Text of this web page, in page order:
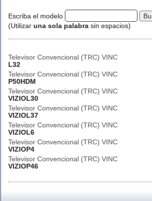
Escriba el modelo
(Utilizar una sola palabra sin espacios)
Televisor Convencional (TRC) VINC
L32
Televisor Convencional (TRC) VINC
P50HDM
Televisor Convencional (TRC) VINC
VIZIOL30
Televisor Convencional (TRC) VINC
VIZIOL37
Televisor Convencional (TRC) VINC
VIZIOL6
Televisor Convencional (TRC) VINC
VIZIOP4
Televisor Convencional (TRC) VINC
VIZIOP46